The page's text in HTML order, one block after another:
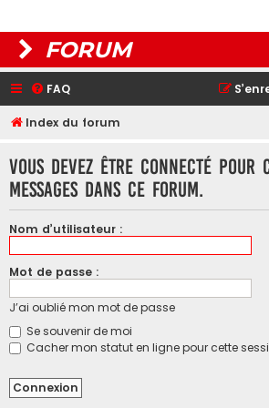
FORUM
FAQ
Index du forum
Vous devez être connecté pour
messages dans ce forum.
Nom d’utilisateur :
Mot de passe :
J’ai oublié mon mot de passe
Se souvenir de moi
Cacher mon statut en ligne pour cette